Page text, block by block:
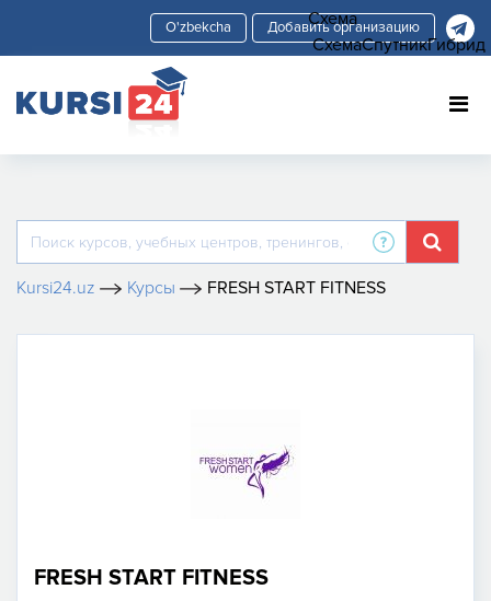
Добавить организацию
Kursi24.uz Курсы FRESH START FITNESS
FRESH START FITNESS
Схема
СхемаСпутникГибрид